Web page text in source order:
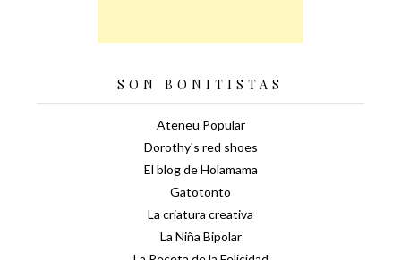
SON BONITISTAS
Ateneu Popular
Dorothy's red shoes
El blog de Holamama
Gatotonto
La criatura creativa
La Niña Bipolar